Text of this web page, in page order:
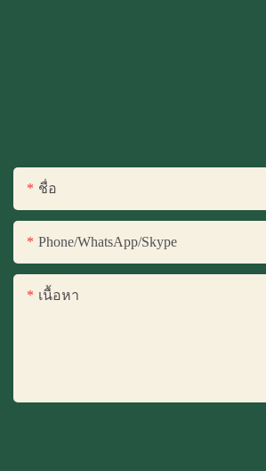
ชื่อ
Phone/WhatsApp/Skype
เนื้อหา